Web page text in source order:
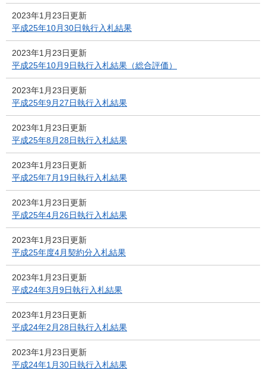
2023年1月23日更新
平成25年10月30日執行入札結果
2023年1月23日更新
平成25年10月9日執行入札結果（総合評価）
2023年1月23日更新
平成25年9月27日執行入札結果
2023年1月23日更新
平成25年8月28日執行入札結果
2023年1月23日更新
平成25年7月19日執行入札結果
2023年1月23日更新
平成25年4月26日執行入札結果
2023年1月23日更新
平成25年度4月契約分入札結果
2023年1月23日更新
平成24年3月9日執行入札結果
2023年1月23日更新
平成24年2月28日執行入札結果
2023年1月23日更新
平成24年1月30日執行入札結果